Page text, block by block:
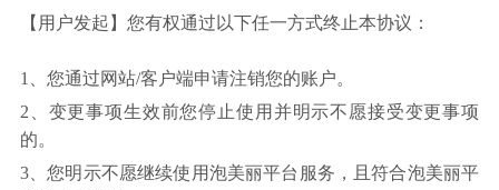
【用户发起】您有权通过以下任一方式终止本协议：
1、您通过网站/客户端申请注销您的账户。
2、变更事项生效前您停止使用并明示不愿接受变更事项
的。
3、您明示不愿继续使用泡美丽平台服务，且符合泡美丽平